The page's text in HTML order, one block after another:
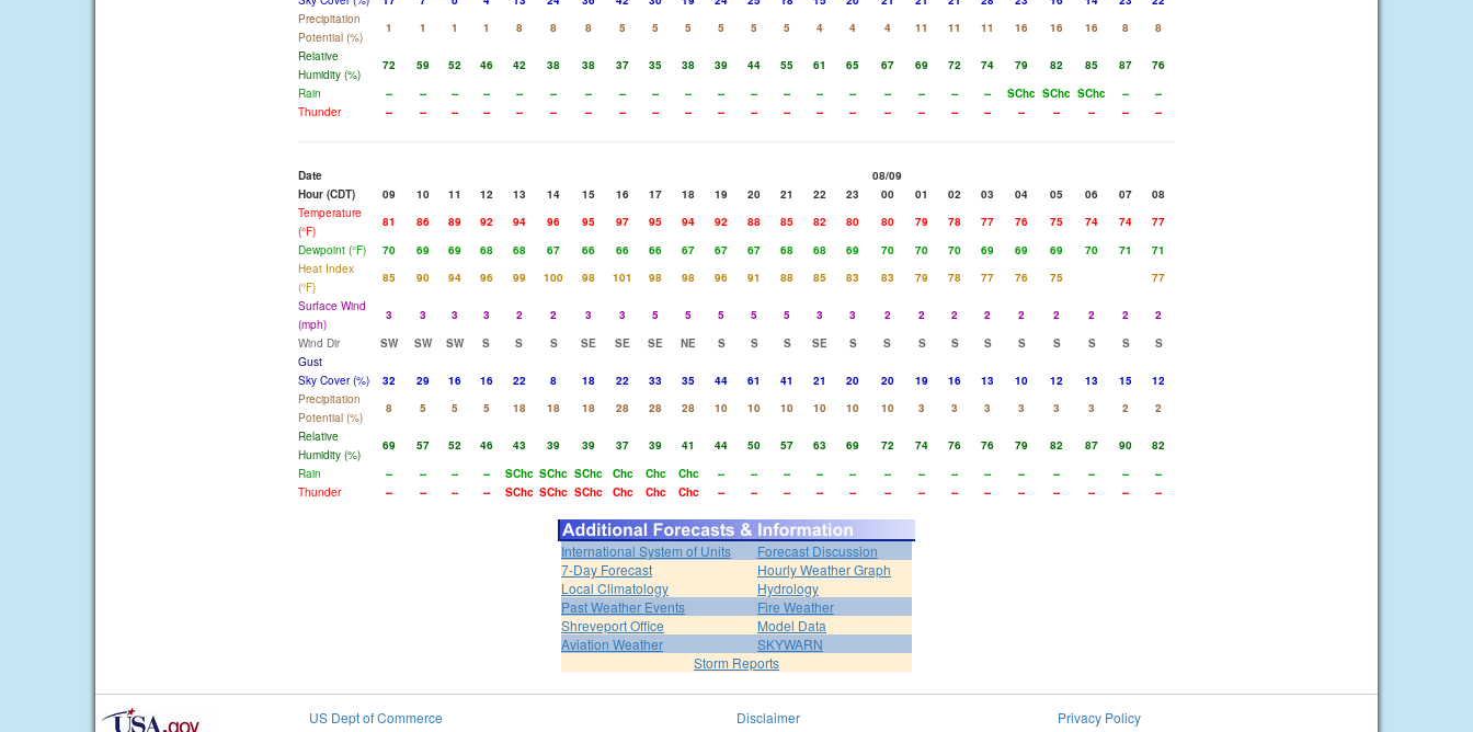
Precipitation
Potential (%)
1 1 1 1 8 8 8 5 5 5 5 5 5 4 4 4 11 11 11 16 16 16 8
8
Relative
Humidity (%)
72 59 52 46 42 38 38 37 35 38 39 44 55 61 65 67 69 72 74 79 82 85 87
76
Rain
-- -- -- -- -- -- -- -- -- -- -- -- -- -- -- -- -- -- -- SChc SChc SChc --
--
Thunder
-- -- -- -- -- -- -- -- -- -- -- -- -- -- -- -- -- -- -- -- -- -- -- --
Date
08/09
Hour (CDT)
09 10 11 12 13 14 15 16 17 18 19 20 21 22 23 00 01 02 03 04 05 06 07
08
Temperature
(°F)
81 86 89 92 94 96 95 97 95 94 92 88 85 82 80 80 79 78 77 76 75 74 74
77
Dewpoint (°F)
70 69 69 68 68 67 66 66 66 67 67 67 68 68 69 70 70 70 69 69 69 70 71
71
Heat Index
(°F)
85 90 94 96 99 100 98 101 98 98 96 91 88 85 83 83 79 78 77 76 75
77
Surface Wind
(mph)
3 3 3 3 2 2 3 3 5 5 5 5 5 3 3 2 2 2 2 2 2 2 2
2
Wind Dir
SW SW SW S S S SE SE SE NE S S S SE S S S S S S S S S
S
Gust
Sky Cover (%)
32 29 16 16 22 8 18 22 33 35 44 61 41 21 20 20 19 16 13 10 12 13 15
12
Precipitation
Potential (%)
8 5 5 5 18 18 18 28 28 28 10 10 10 10 10 10 3 3 3 3 3 3 2
2
Relative
Humidity (%)
69 57 52 46 43 39 39 37 39 41 44 50 57 63 69 72 74 76 76 79 82 87 90
82
Rain
-- -- -- -- SChc SChc SChc Chc Chc Chc -- -- -- -- -- -- -- -- -- -- -- -- --
--
Thunder
-- -- -- -- SChc SChc SChc Chc Chc Chc -- -- -- -- -- -- -- -- -- -- -- -- -- --
International System of Units
Forecast Discussion
7-Day Forecast
Hourly Weather Graph
Local Climatology
Hydrology
Past Weather Events
Fire Weather
Shreveport Office
Model Data
Aviation Weather
SKYWARN
Storm Reports
US Dept of Commerce
Disclaimer
Privacy Policy